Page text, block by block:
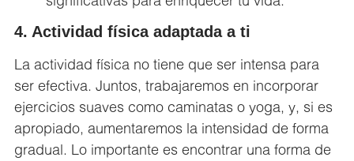
4. Actividad física adaptada a ti
La actividad física no tiene que ser intensa para
ser efectiva. Juntos, trabajaremos en incorporar
ejercicios suaves como caminatas o yoga, y, si es
apropiado, aumentaremos la intensidad de forma
gradual. Lo importante es encontrar una forma de